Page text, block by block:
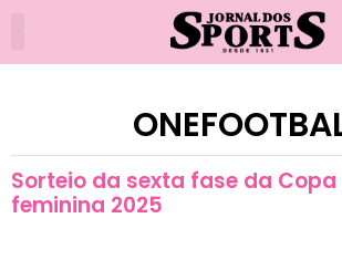
Sorteio da sexta fase da Copa
feminina 2025